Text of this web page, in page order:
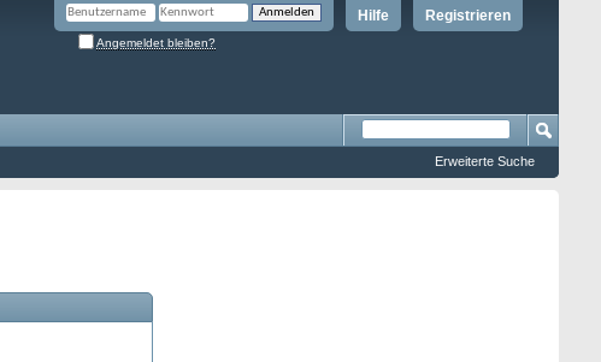
Registrieren
Hilfe
Angemeldet bleiben?
Erweiterte Suche